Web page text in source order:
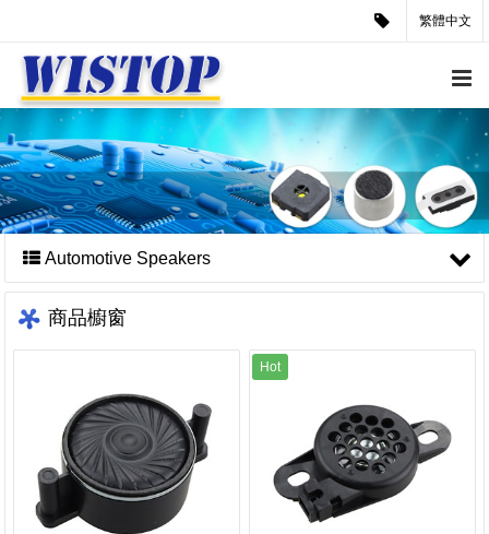
繁體中文
Automotive Speakers
商品櫥窗
Hot